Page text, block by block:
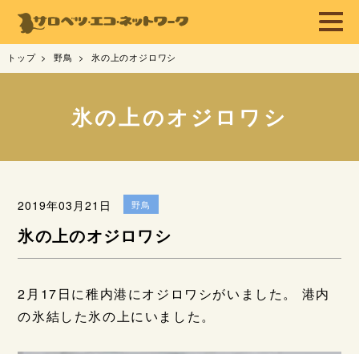
トップ 野鳥 氷の上のオジロワシ
氷の上のオジロワシ
2019年03月21日 野鳥
氷の上のオジロワシ
2月17日に稚内港にオジロワシがいました。 港内
の氷結した氷の上にいました。